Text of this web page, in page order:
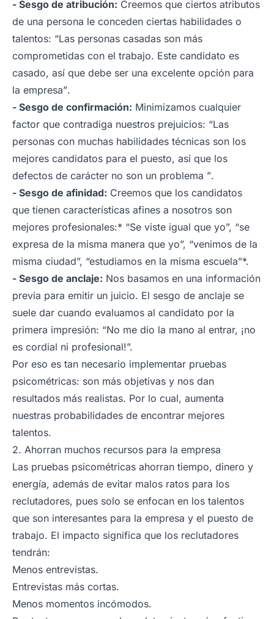
- Sesgo de atribución: Creemos que ciertos atributos
de una persona le conceden ciertas habilidades o
talentos: “Las personas casadas son más
comprometidas con el trabajo. Este candidato es
casado, así que debe ser una excelente opción para
la empresa”.
- Sesgo de confirmación: Minimizamos cualquier
factor que contradiga nuestros prejuicios: “Las
personas con muchas habilidades técnicas son los
mejores candidatos para el puesto, así que los
defectos de carácter no son un problema ”.
- Sesgo de afinidad: Creemos que los candidatos
que tienen características afines a nosotros son
mejores profesionales:* “Se viste igual que yo”, “se
expresa de la misma manera que yo”, “venimos de la
misma ciudad”, “estudiamos en la misma escuela”*.
- Sesgo de anclaje: Nos basamos en una información
previa para emitir un juicio. El sesgo de anclaje se
suele dar cuando evaluamos al candidato por la
primera impresión: “No me dio la mano al entrar, ¡no
es cordial ni profesional!”.
Por eso es tan necesario implementar pruebas
psicométricas: son más objetivas y nos dan
resultados más realistas. Por lo cual, aumenta
nuestras probabilidades de encontrar mejores
talentos.
2. Ahorran muchos recursos para la empresa
Las pruebas psicométricas ahorran tiempo, dinero y
energía, además de evitar malos ratos para los
reclutadores, pues solo se enfocan en los talentos
que son interesantes para la empresa y el puesto de
trabajo. El impacto significa que los reclutadores
tendrán:
Menos entrevistas.
Entrevistas más cortas.
Menos momentos incómodos.